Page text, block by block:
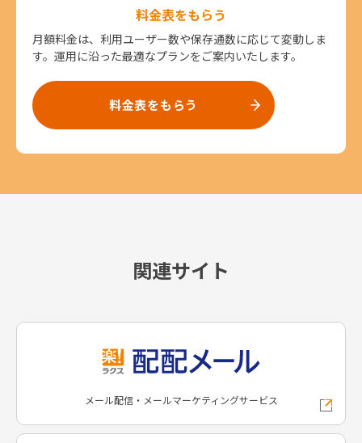
料金表をもらう
月額料金は、利用ユーザー数や保存通数に応じて変動しま
す。運用に沿った最適なプランをご案内いたします。
料金表をもらう
関連サイト
メール配信・メールマーケティングサービス